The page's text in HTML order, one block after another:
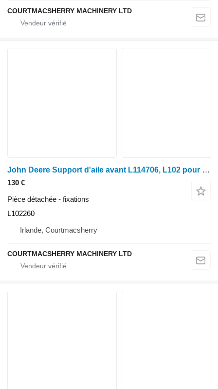
COURTMACSHERRY MACHINERY LTD
John Deere Support d'aile avant L114706, L102 pour les modèles 6900, 6800, 6820, 6920s et 7500 L102260 pour tracteur à roues 6900
130 €
Pièce détachée - fixations
L102260
Irlande, Courtmacsherry
COURTMACSHERRY MACHINERY LTD